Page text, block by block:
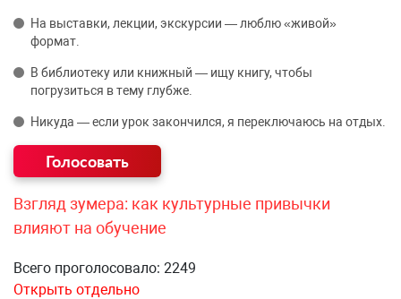
На выставки, лекции, экскурсии — люблю «живой»
формат.
В библиотеку или книжный — ищу книгу, чтобы
погрузиться в тему глубже.
Никуда — если урок закончился, я переключаюсь на отдых.
Взгляд зумера: как культурные привычки
влияют на обучение
Всего проголосовало: 2249
Открыть отдельно